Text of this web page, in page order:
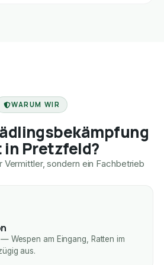
WARUM WIR
in Pretzfeld?
Vermittler, sondern ein Fachbetrieb
Wespen am Eingang, Ratten im
aus.